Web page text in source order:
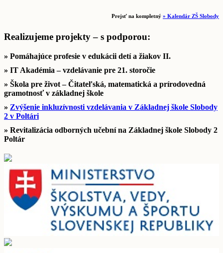
Prejsť na kompletný » Kalendár ZŠ Slobody
Realizujeme projekty – s podporou:
» Pomáhajúce profesie v edukácii detí a žiakov II.
» IT Akadémia – vzdelávanie pre 21. storočie
» Škola pre život – Čitateľská, matematická a prírodovedná
gramotnosť v základnej škole
» Zvýšenie inkluzívnosti vzdelávania v Základnej škole Slobody
2 v Poltári
» Revitalizácia odborných učební na Základnej škole Slobody 2
Poltár